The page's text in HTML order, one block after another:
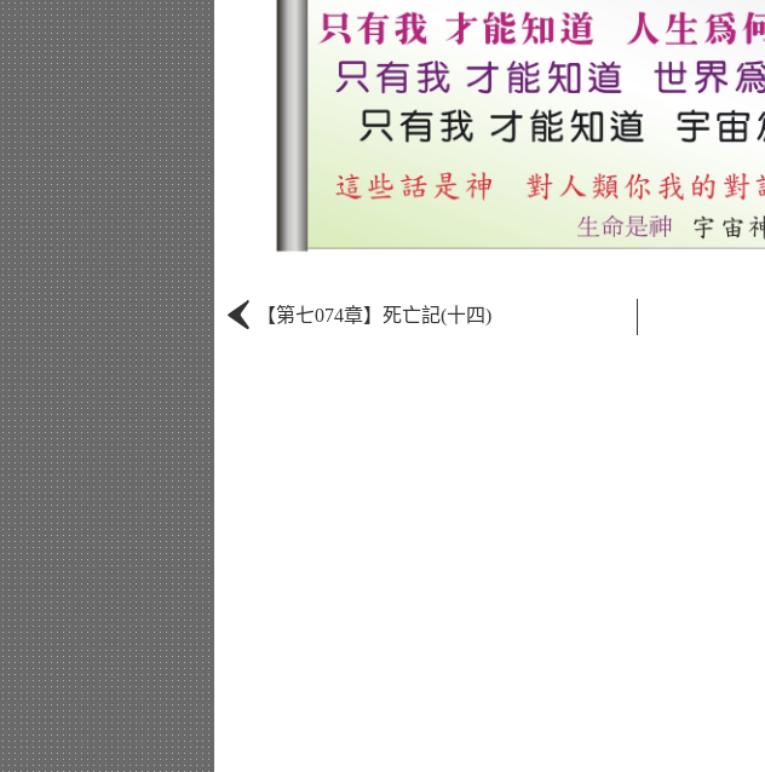
‹ 【第七074章】死亡記(十四)